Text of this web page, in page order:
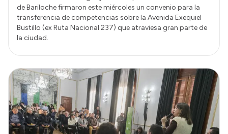
Login
de Bariloche firmaron este miércoles un convenio para la
transferencia de competencias sobre la Avenida Exequiel
Bustillo (ex Ruta Nacional 237) que atraviesa gran parte de
la ciudad.